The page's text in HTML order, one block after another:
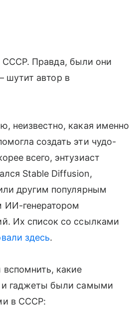
СССР. Правда, были они
шутит автор в
неизвестно, какая именно
создать эти чудо-
всего, энтузиаст
Stable Diffusion,
другим популярным
ИИ-генератором
Их список со ссылками
здесь.
вспомнить, какие
и гаджеты были самыми
в СССР: